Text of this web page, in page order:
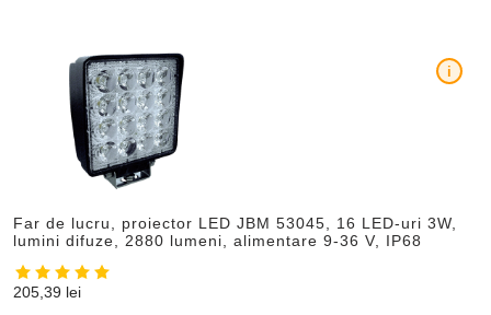
Far de lucru, proiector LED JBM 53045, 16 LED-uri 3W,
lumini difuze, 2880 lumeni, alimentare 9-36 V, IP68
i
205,39 lei